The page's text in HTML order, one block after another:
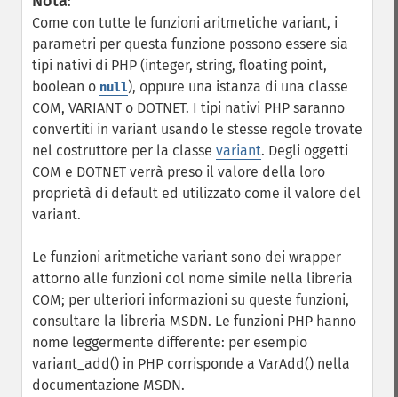
Come con tutte le funzioni aritmetiche variant, i
parametri per questa funzione possono essere sia
tipi nativi di PHP (integer, string, floating point,
boolean o null), oppure una istanza di una classe
COM, VARIANT o DOTNET. I tipi nativi PHP saranno
convertiti in variant usando le stesse regole trovate
nel costruttore per la classe variant. Degli oggetti
COM e DOTNET verrà preso il valore della loro
proprietà di default ed utilizzato come il valore del
variant.
Le funzioni aritmetiche variant sono dei wrapper
attorno alle funzioni col nome simile nella libreria
COM; per ulteriori informazioni su queste funzioni,
consultare la libreria MSDN. Le funzioni PHP hanno
nome leggermente differente: per esempio
variant_add() in PHP corrisponde a VarAdd() nella
documentazione MSDN.